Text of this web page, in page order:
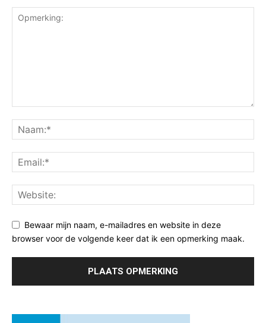
Bewaar mijn naam, e-mailadres en website in deze
browser voor de volgende keer dat ik een opmerking maak.